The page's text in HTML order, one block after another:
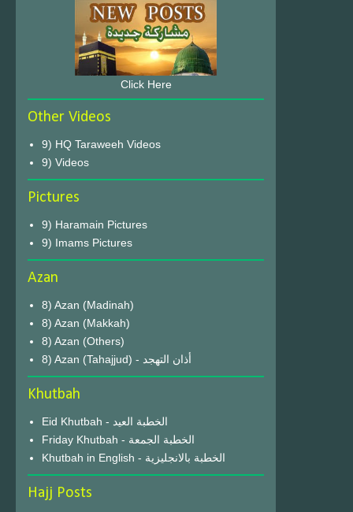
Click Here
Other Videos
9) HQ Taraweeh Videos
9) Videos
Pictures
9) Haramain Pictures
9) Imams Pictures
Azan
8) Azan (Madinah)
8) Azan (Makkah)
8) Azan (Others)
8) Azan (Tahajjud) - أذان التهجد
Khutbah
Eid Khutbah - الخطبة العيد
Friday Khutbah - الخطبة الجمعة
Khutbah in English - الخطبة بالانجليزية
Hajj Posts